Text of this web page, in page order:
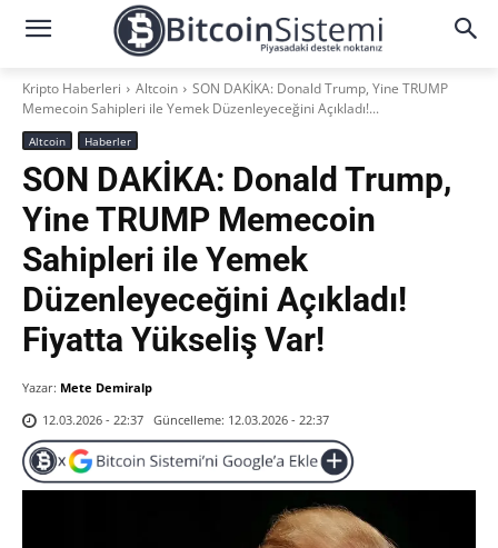
Kripto Haberleri Altcoin
SON DAKİKA: Donald Trump, Yine TRUMP
Memecoin Sahipleri ile Yemek Düzenleyeceğini Açıkladı!...
Altcoin Haberler
SON DAKİKA: Donald Trump,
Yine TRUMP Memecoin
Sahipleri ile Yemek
Düzenleyeceğini Açıkladı!
Fiyatta Yükseliş Var!
Yazar: Mete Demiralp
12.03.2026 - 22:37 Güncelleme: 12.03.2026 - 22:37